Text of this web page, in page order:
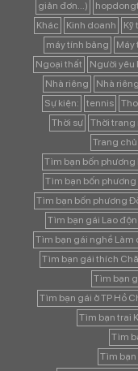
giản đơn...)
Khác
Kinh doanh Kỹ
máy tính bảng
Máy
Ngoại thất
Người yêu
Nhà riêng
Nhà
Sự kiện:
tennis
Thời sự
Thời trang
Trang chủ
Tìm bạn bốn phương
Tìm bạn bốn phương
Tìm bạn bốn phương
Tìm bạn gái Lao
Tìm bạn gái nghề Làm
Tìm bạn gái thích
Tìm bạn
Tìm bạn gái ở TP Hồ
Tìm bạn trai
Tìm
Tìm